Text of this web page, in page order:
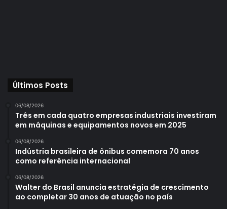
Últimos Posts
06/08/2026
Três em cada quatro empresas industriais investiram
em máquinas e equipamentos novos em 2025
06/08/2026
Indústria brasileira de ônibus comemora 70 anos
como referência internacional
06/08/2026
Walter do Brasil anuncia estratégia de crescimento
ao completar 30 anos de atuação no país